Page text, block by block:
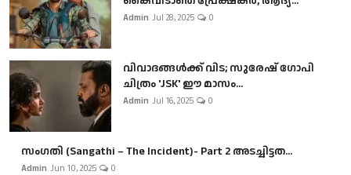
Admin Jul 28, 2025 0
വിവാദങ്ങൾക്ക് വിട; സുരേഷ് ഗോപി
ചിത്രം 'JSK' ഈ മാസം...
Admin Jul 16, 2025 0
സംഗതി (Sangathi – The Incident)- Part 2 അടച്ചിട്ടത...
Admin Jun 10, 2025 0